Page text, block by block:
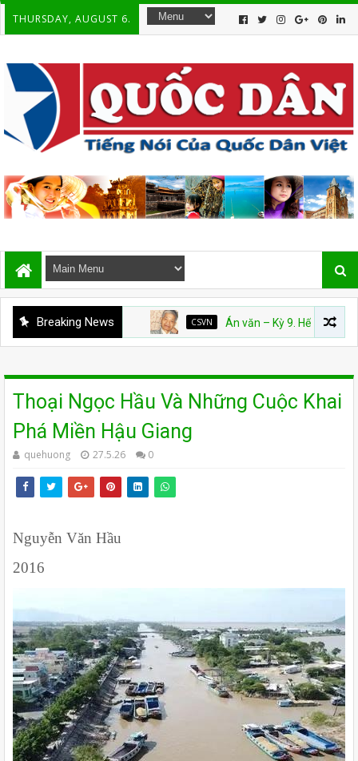
THURSDAY, AUGUST 6.
Breaking News CSVN Án văn – Kỳ 9. Hết CSVN
Thoại Ngọc Hầu Và Những Cuộc Khai
Phá Miền Hậu Giang
quehuong 27.5.26 0
Nguyễn Văn Hầu
2016